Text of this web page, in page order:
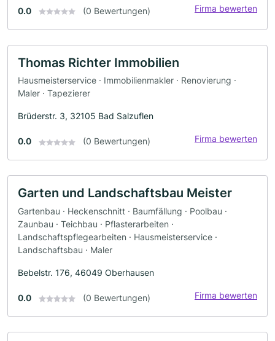
0.0 (0 Bewertungen) Firma bewerten
Thomas Richter Immobilien
Hausmeisterservice · Immobilienmakler · Renovierung ·
Maler · Tapezierer
Brüderstr. 3, 32105 Bad Salzuflen
0.0 (0 Bewertungen) Firma bewerten
Garten und Landschaftsbau Meister
Gartenbau · Heckenschnitt · Baumfällung · Poolbau ·
Zaunbau · Teichbau · Pflasterarbeiten ·
Landschaftspflegearbeiten · Hausmeisterservice ·
Landschaftsbau · Maler
Bebelstr. 176, 46049 Oberhausen
0.0 (0 Bewertungen) Firma bewerten